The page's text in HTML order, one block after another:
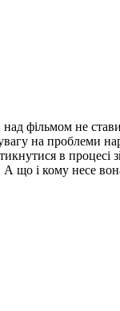
фільмом не
на проблеми
в
А що і кому несе